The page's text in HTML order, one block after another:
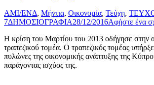
AMI/ΕΝΔ, Μήντια, Οικονομία, Τεύχη,
7ΔΗΜΟΣΙΟΓΡΑΦΙΑ28/12/2016Αφήστε ένα
Η κρίση του Μαρτίου του 2013 οδήγησε στην
τραπεζικού τομέα. Ο τραπεζικός τομέας
πυλώνες της οικονομικής ανάπτυξης της
παράγοντας ισχύος της.